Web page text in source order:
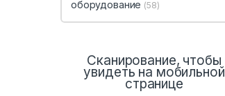
оборудование (58)
Сканирование, чтобы
увидеть на мобильной
странице